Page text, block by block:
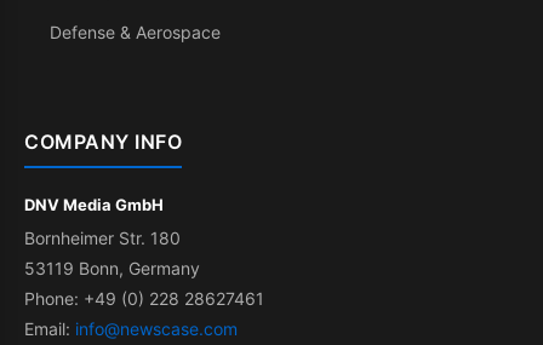
Defense & Aerospace
COMPANY INFO
DNV Media GmbH
Bornheimer Str. 180
53119 Bonn, Germany
Phone: +49 (0) 228 28627461
Email: info@newscase.com